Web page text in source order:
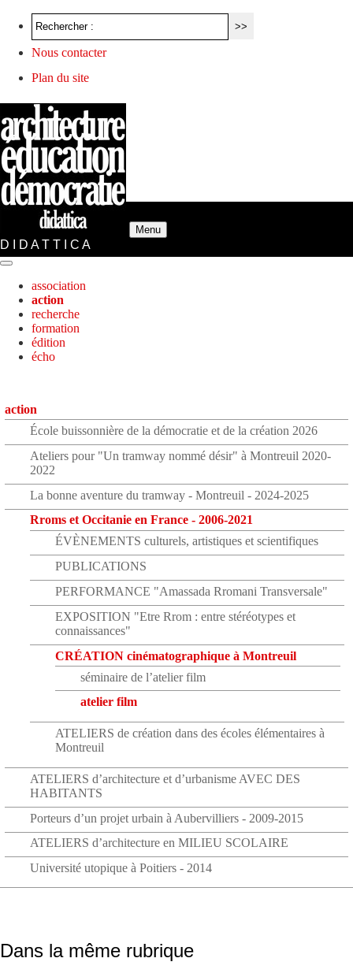
Nous contacter
Plan du site
Menu
D I D A T T I C A
association
action
recherche
formation
édition
écho
action
École buissonnière de la démocratie et de la création 2026
Ateliers pour "Un tramway nommé désir" à Montreuil 2020-
2022
La bonne aventure du tramway - Montreuil - 2024-2025
Rroms et Occitanie en France - 2006-2021
ÉVÈNEMENTS culturels, artistiques et scientifiques
PUBLICATIONS
PERFORMANCE "Amassada Rromani Transversale"
EXPOSITION "Etre Rrom : entre stéréotypes et
connaissances"
CRÉATION cinématographique à Montreuil
séminaire de l’atelier film
atelier film
ATELIERS de création dans des écoles élémentaires à
Montreuil
ATELIERS d’architecture et d’urbanisme AVEC DES
HABITANTS
Porteurs d’un projet urbain à Aubervilliers - 2009-2015
ATELIERS d’architecture en MILIEU SCOLAIRE
Université utopique à Poitiers - 2014
Dans la même rubrique